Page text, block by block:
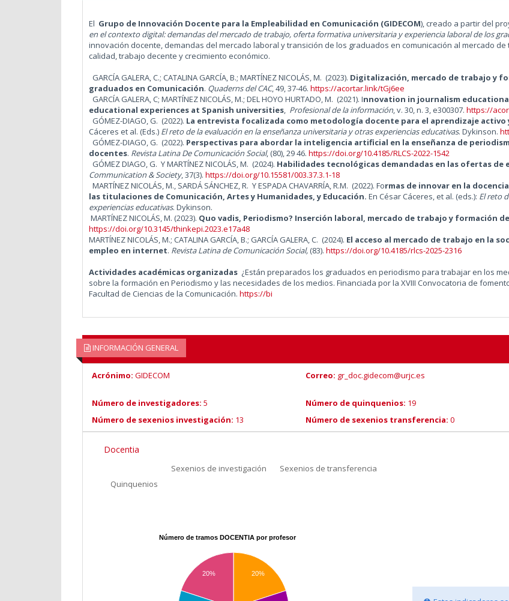
El Grupo de Innovación Docente para la Empleabilidad en Comunicación (GIDECOM), creado a partir del
en el contexto digital: demandas del mercado de trabajo, oferta formativa universitaria y experiencia laboral de los
innovación docente, demandas del mercado laboral y transición de los graduados en comunicación al mercado
calidad, trabajo decente y crecimiento económico.
GARCÍA GALERA, C.; CATALINA GARCÍA, B.; MARTÍNEZ NICOLÁS, M. (2023). Digitalización, mercado de trabajo y
graduados en Comunicación. Quaderns del CAC, 49, 37-46. https://acortar.link/tGj6ee
GARCÍA GALERA, C; MARTÍNEZ NICOLÁS, M.; DEL HOYO HURTADO, M. (2021). Innovation in journalism
educational experiences at Spanish universities Profesional de la información, v. 30, n. 3, e300307. https://
GÓMEZ-DIAGO, G. (2022). La entrevista focalizada como metodología docente para el aprendizaje activo
Cáceres et al. (Eds.) El reto de la evaluación en la enseñanza universitaria y otras experiencias educativas. Dykinson.
GÓMEZ-DIAGO, G. (2022). Perspectivas para abordar la inteligencia artificial en la enseñanza de
docentes. Revista Latina De Comunicación Social, (80), 29 46. https://doi.org/10.4185/RLCS-2022-1542
GÓMEZ DIAGO, G. Y MARTÍNEZ NICOLÁS, M. (2024). Habilidades tecnológicas demandadas en las ofertas de
Communication & Society, 37(3). https://doi.org/10.15581/003.37.3.1-18
MARTÍ­NEZ NICOLÁS, M., SARDÁ SÁNCHEZ, R. Y ESPADA CHAVARRÍA, R.M. (2022). Formas de innovar en la
las titulaciones de Comunicación, Artes y Humanidades, y Educación. En César Cáceres, et al. (eds.): El reto
experiencias educativas. Dykinson.
MARTÍ­NEZ NICOLÁS, M. (2023). Quo vadis, Periodismo? Inserción laboral, mercado de trabajo y formación
https://doi.org/10.3145/thinkepi.2023.e17a48
MARTÍ­NEZ NICOLÁS, M.; CATALINA GARCÍA, B.; GARCÍA GALERA, C. (2024). El acceso al mercado de trabajo en la
empleo en internet. Revista Latina de Comunicación Social, (83). https://doi.org/10.4185/rlcs-2025-2316
Actividades académicas organizadas ¿Están preparados los graduados en periodismo para trabajar en los
sobre la formación en Periodismo y las necesidades de los medios. Financiada por la XVIII Convocatoria de
Facultad de Ciencias de la Comunicación. https://bi
INFORMACIÓN GENERAL
Acrónimo: GIDECOM Correo: gr_doc.gidecom@urjc.es
Número de investigadores: 5 Número de quinquenios: 19
Número de sexenios investigación: 13 Número de sexenios transferencia: 0
Docentia
Quinquenios
Sexenios de investigación Sexenios de transferencia
Número de tramos DOCENTIA por profesor
20%
20%